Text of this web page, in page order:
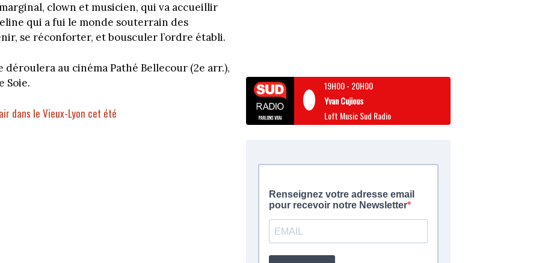
clown et musicien, qui va accueillir
qui a fui le monde souterrain des
se réconforter, et bousculer l’ordre établi.
au cinéma Pathé Bellecour (2e arr.),
Soie.
dans le Vieux-Lyon cet été
19H00- 20H00
Yvan Cujious
Loft Music Sud Radio